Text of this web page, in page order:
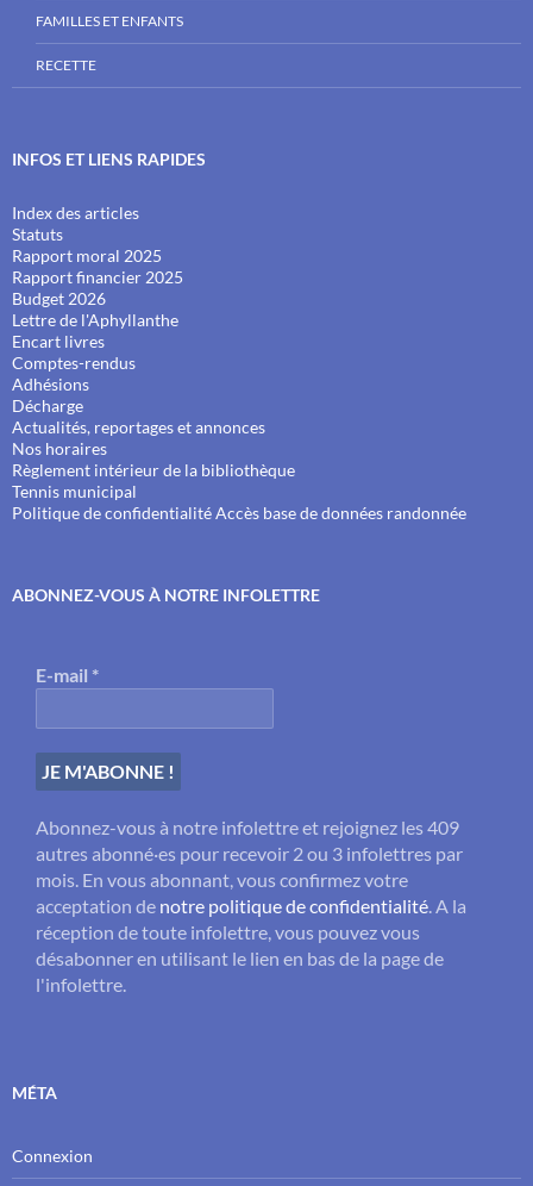
FAMILLES ET ENFANTS
RECETTE
INFOS ET LIENS RAPIDES
Index des articles
Statuts
Rapport moral 2025
Rapport financier 2025
Budget 2026
Lettre de l'Aphyllanthe
Encart livres
Comptes-rendus
Adhésions
Décharge
Actualités, reportages et annonces
Nos horaires
Règlement intérieur de la bibliothèque
Tennis municipal
Politique de confidentialitéAccès base de données randonnée
ABONNEZ-VOUS À NOTRE INFOLETTRE
E-mail *
Abonnez-vous à notre infolettre et rejoignez les 409
autres abonné·es pour recevoir 2 ou 3 infolettres par
mois. En vous abonnant, vous confirmez votre
acceptation de notre politique de confidentialité . A la
réception de toute infolettre, vous pouvez vous
désabonner en utilisant le lien en bas de la page de
l'infolettre.
MÉTA
Connexion